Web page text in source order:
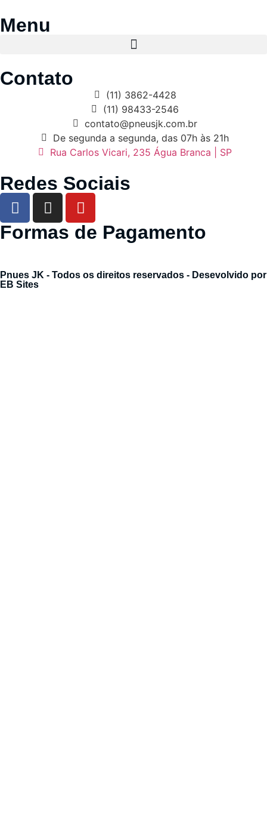
Menu
Contato
(11) 3862-4428
(11) 98433-2546
contato@pneusjk.com.br
De segunda a segunda, das 07h às 21h
Rua Carlos Vicari, 235 Água Branca | SP
Redes Sociais
Formas de Pagamento
Pnues JK - Todos os direitos reservados - Desevolvido por
EB Sites